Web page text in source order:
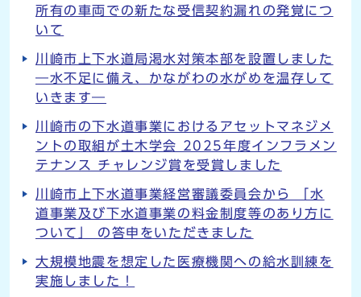
所有の車両での新たな受信契約漏れの発覚につ
いて
川崎市上下水道局渇水対策本部を設置しました
―水不足に備え、かながわの水がめを温存して
いきます―
川崎市の下水道事業におけるアセットマネジメ
ントの取組が土木学会 2025年度インフラメン
テナンス チャレンジ賞を受賞しました
川崎市上下水道事業経営審議委員会から 「水
道事業及び下水道事業の料金制度等のあり方に
ついて」 の答申をいただきました
大規模地震を想定した医療機関への給水訓練を
実施しました！